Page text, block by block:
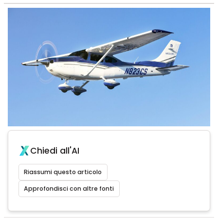
Chiedi all'AI
Riassumi questo articolo
Approfondisci con altre fonti